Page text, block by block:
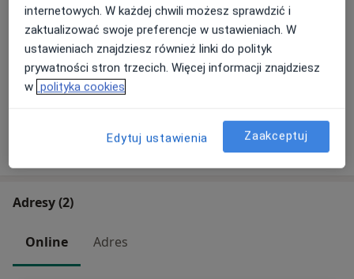
Konsultacja psychologiczna
młodzieży
200 zł Szczegóły
Umów wizytę
+ 7 usług
W jaki sposób ustalane są ceny?
Adresy (2)
Online Adres
internetowych. W każdej chwili możesz sprawdzić i
zaktualizować swoje preferencje w ustawieniach. W
ustawieniach znajdziesz również linki do polityk
prywatności stron trzecich. Więcej informacji znajdziesz
w polityka cookies
Edytuj ustawienia Zaakceptuj